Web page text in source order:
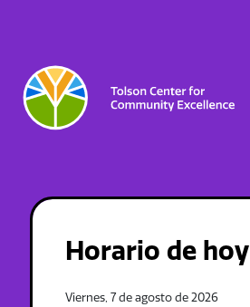
Horario de hoy
Viernes, 7 de agosto de 2026